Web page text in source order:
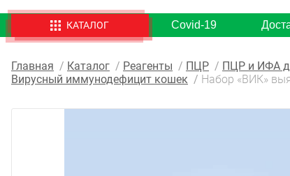
КАТАЛОГ Covid-19
Главная Каталог Реагенты ПЦР ПЦР и ИФА
Вирусный иммунодефицит кошек
Набор «ВИК»